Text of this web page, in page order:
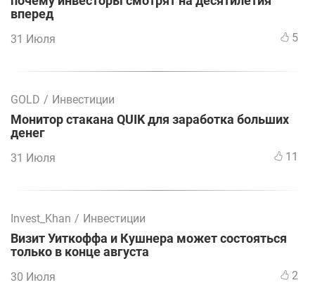
вперед
31 Июля 5
GOLD / Инвестиции
Монитор стакана QUIK для заработка больших
денег
31 Июля 11
Invest_Khan / Инвестиции
Визит Уиткоффа и Кушнера может состояться
только в конце августа
30 Июля 2